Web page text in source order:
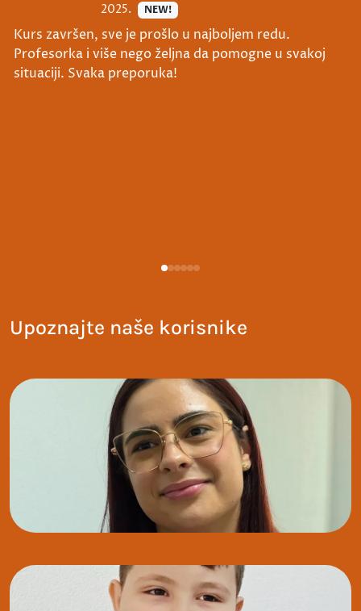
2025. NEW!
Kurs završen, sve je prošlo u najboljem redu.
Profesorka i više nego željna da pomogne u svakoj
situaciji. Svaka preporuka!
Upoznajte naše korisnike